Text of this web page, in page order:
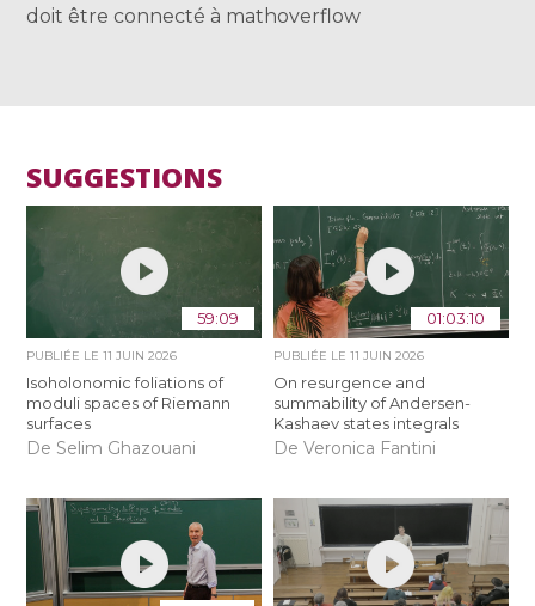
doit être connecté à mathoverflow
SUGGESTIONS
59:09
PUBLIÉE LE11 JUIN 2026
Isoholonomic foliations of
moduli spaces of Riemann
surfaces
De Selim Ghazouani
01:03:10
PUBLIÉE LE 11 JUIN 2026
On resurgence and
summability of Andersen-
Kashaev states integrals
De Veronica Fantini